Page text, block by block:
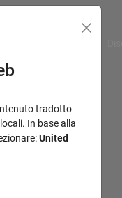
tradotto
In base alla
United